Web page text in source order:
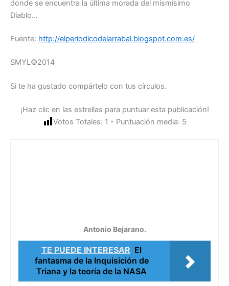
donde se encuentra la última morada del mismísimo
Diablo…
Fuente: http://elperiodicodelarrabal.blogspot.com.es/
SMYL©2014
Si te ha gustado compártelo con tus círculos.
¡Haz clic en las estrellas para puntuar esta publicación!
Votos Totales: 1 - Puntuación media: 5
Antonio Bejarano.
TE PUEDE INTERESAR El
fantasma de la Inquisición de
Triana y la teoría de la NASA